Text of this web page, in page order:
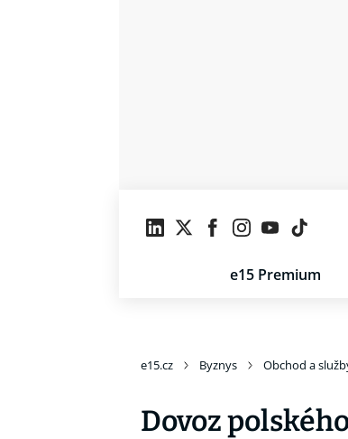
e15 Premium
e15.cz Byznys Obchod a
Dovoz